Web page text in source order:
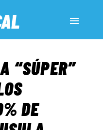
“SÚPER”
DE